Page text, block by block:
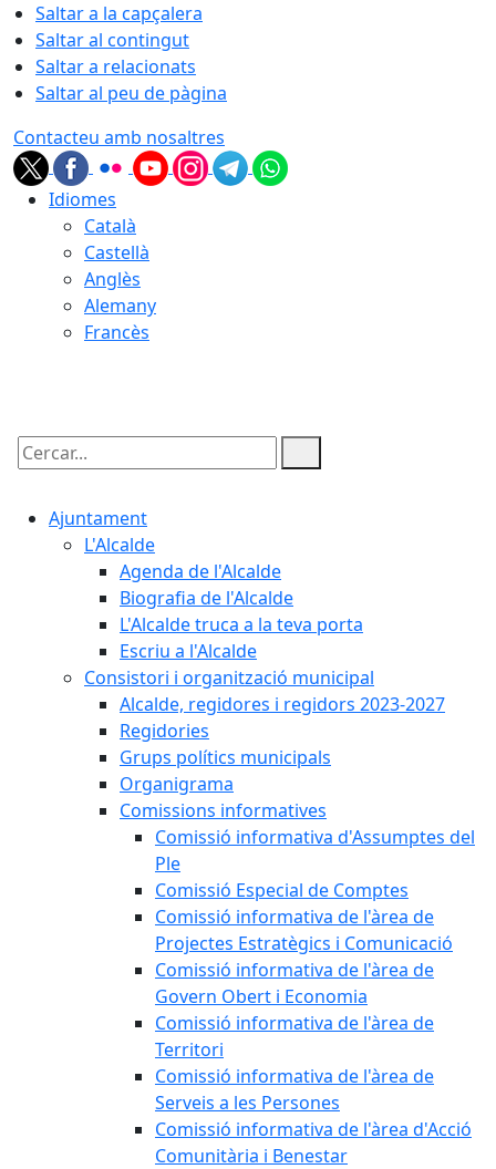
Saltar a la capçalera
Saltar al contingut
Saltar a relacionats
Saltar al peu de pàgina
Contacteu amb nosaltres
Idiomes
Català
Castellà
Anglès
Alemany
Francès
Cercar:
Ajuntament
L'Alcalde
Agenda de l'Alcalde
Biografia de l'Alcalde
L'Alcalde truca a la teva porta
Escriu a l'Alcalde
Consistori i organització municipal
Alcalde, regidores i regidors 2023-2027
Regidories
Grups polítics municipals
Organigrama
Comissions informatives
Comissió informativa d'Assumptes del
Ple
Comissió Especial de Comptes
Comissió informativa de l'àrea de
Projectes Estratègics i Comunicació
Comissió informativa de l'àrea de
Govern Obert i Economia
Comissió informativa de l'àrea de
Territori
Comissió informativa de l'àrea de
Serveis a les Persones
Comissió informativa de l'àrea d'Acció
Comunitària i Benestar